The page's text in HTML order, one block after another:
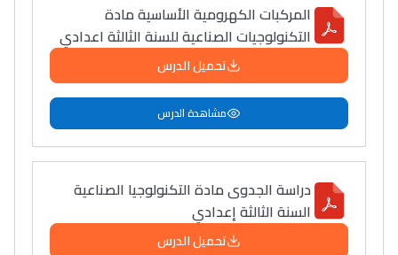
المركبات الكهرومية الأساسية مادة
التكنولوجيات الصناعية للسنة الثالثة اعدادي
تحميل الدرس
مشاهدة الدرس
دراسة الجدوى مادة التكنولوجيا الصناعية
السنة الثالثة إعدادي
تحميل الدرس